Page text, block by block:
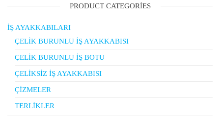
PRODUCT CATEGORIES
İŞ AYAKKABILARI
ÇELİK BURUNLU İŞ AYAKKABISI
ÇELİK BURUNLU İŞ BOTU
ÇELİKSİZ İŞ AYAKKABISI
ÇİZMELER
TERLİKLER